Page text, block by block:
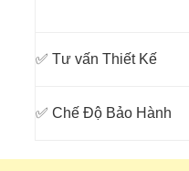
✅ Tư vấn Thiết Kế
✅ Chế Độ Bảo Hành